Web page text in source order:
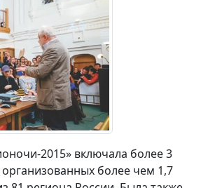
2015» включала более 3
более чем 1,7